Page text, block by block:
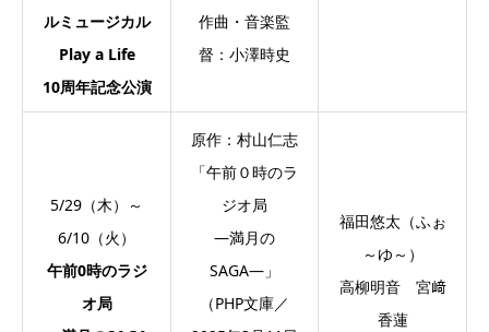
ルミュージカル
Play a Life
10周年記念公演
作曲・音楽監
督：小澤時史
5/29（木）～
6/10（火）
午前0時のラジ
オ局
原作：村山仁志
「午前０時のラ
ジオ局
―満月の
SAGA―」
（PHP文庫／
福田悠太（ふぉ
～ゆ～）
高柳明音 宮﨑
香蓮